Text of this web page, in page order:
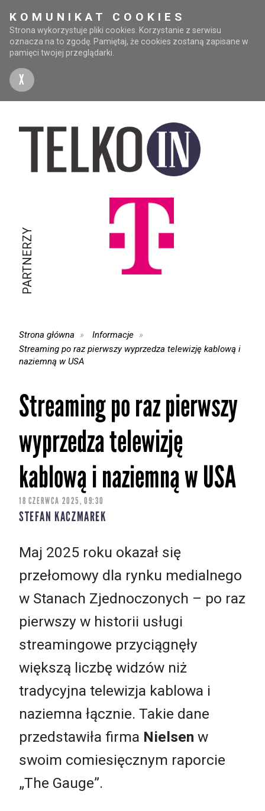
KOMUNIKAT COOKIES
Strona wykorzystuje pliki cookies. Korzystanie z serwisu
oznacza na to zgodę. Pamiętaj, że cookies zostaną zapisane w
pamięci twojej przeglądarki.
X
PARTNERZY
Strona główna
Informacje
Streaming po raz pierwszy wyprzedza telewizję kablową i
naziemną w USA
Streaming po raz pierwszy
wyprzedza telewizję
kablową i naziemną w USA
18 CZERWCA 2025, 09:30
STEFAN KACZMAREK
Maj 2025 roku okazał się
przełomowy dla rynku medialnego
w Stanach Zjednoczonych – po raz
pierwszy w historii usługi
streamingowe przyciągnęły
większą liczbę widzów niż
tradycyjna telewizja kablowa i
naziemna łącznie. Takie dane
przedstawiła firma Nielsen w
swoim comiesięcznym raporcie
„The Gauge”.